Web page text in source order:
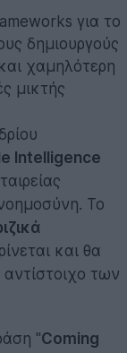
για το
δημιουργούς
χαμηλότερη
μικτής
Intelligence
Το
και θα
των
"Coming